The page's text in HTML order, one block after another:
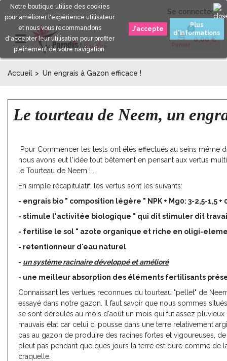
Se connecter
Panier
0
0,00 €
Notre boutique utilise des cookies
pour améliorer l'expérience utilisateur
et nous vous recommandons
d'accepter leur utilisation pour profiter
pleinement de votre navigation.
Plus
d'informations
Accueil > Un engrais à Gazon efficace !
Le tourteau de Neem, un
Pour Commencer les tests ont étés effectués au seins même
nous avons eut l'idée tout bêtement en pensant aux vertus
le Tourteau de Neem ! .
En simple récapitulatif, les vertus sont les suivants:
- engrais bio " composition légère " NPK + Mg0: 3-2,5-1,5 +
- stimule l'activitée biologique " qui dit stimuler dit
- fertilise le sol " azote organique et riche en oligi-
- retentionneur d'eau naturel
- un système racinaire développé et amélioré
- une meilleur absorption des éléments fertilisants
Connaissant les vertues reconnues du tourteau "pellet" de
essayé dans notre gazon. Il faut savoir que nous sommes
se sont déroulés au mois d'août un mois qui fut assez pluvieux
mauvais état car celui ci pousse dans une terre relativement
pas au gazon de produire des racines fortes et vigoureuses,
pleut pas pendant quelques jours la terre est dure comme de
craquelle.